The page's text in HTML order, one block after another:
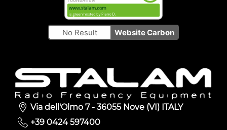
No Result Website Carbon
Via dell'Olmo 7 - 36055 Nove (VI) ITALY
+39 0424 597400